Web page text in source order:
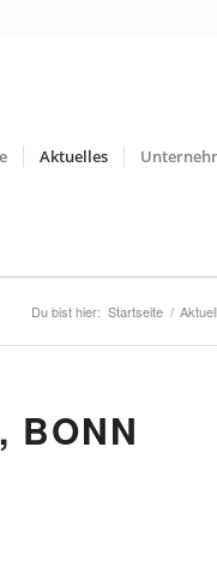
Aktuelles
Du bist hier: Startseite /
BONN